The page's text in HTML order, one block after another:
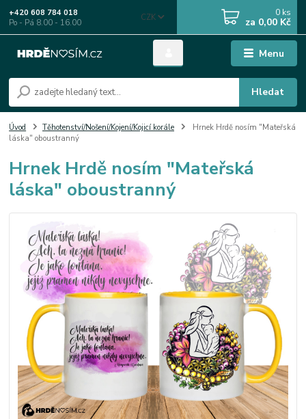
Menu
CZK
Hledat
+420 608 784 018
Po - Pá 8.00 - 16.00
0 ks
za 0,00 Kč
Úvod Těhotenství/Nošení/Kojení/Kojicí korále
Hrnek Hrdě nosím "Mateřská
láska" oboustranný
Hrnek Hrdě nosím "Mateřská
láska" oboustranný